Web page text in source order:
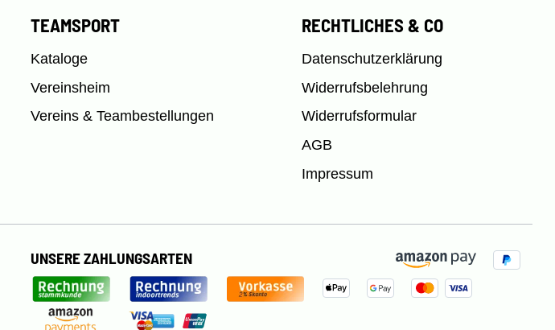
TEAMSPORT
Kataloge
Vereinsheim
Vereins & Teambestellungen
RECHTLICHES & CO
Datenschutzerklärung
Widerrufsbelehrung
Widerrufsformular
AGB
Impressum
UNSERE ZAHLUNGSARTEN